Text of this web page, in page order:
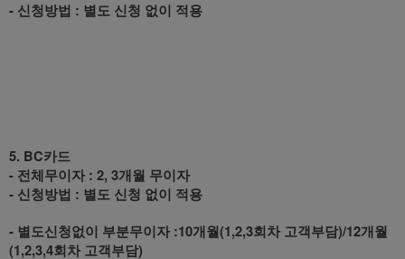
- 신청방법 : 별도 신청 없이 적용
5. BC카드
- 전체무이자 : 2, 3개월 무이자
- 신청방법 : 별도 신청 없이 적용
- 별도신청없이 부분무이자 :10개월(1,2,3회차 고객부담)/12개월
(1,2,3,4회차 고객부담)